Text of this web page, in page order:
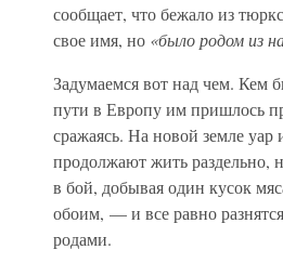
сообщает, что бежало из
свое имя, но «было родом из
Задумаемся вот над чем. Кем
пути в Европу им пришлось
сражаясь. На новой земле уар
продолжают жить раздельно,
в бой, добывая один кусок
обоим, — и все равно
родами.